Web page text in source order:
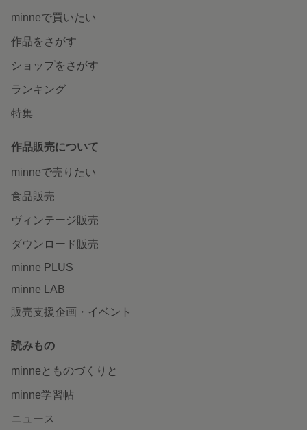
minneで買いたい
作品をさがす
ショップをさがす
ランキング
特集
作品販売について
minneで売りたい
食品販売
ヴィンテージ販売
ダウンロード販売
minne PLUS
minne LAB
販売支援企画・イベント
読みもの
minneとものづくりと
minne学習帖
ニュース